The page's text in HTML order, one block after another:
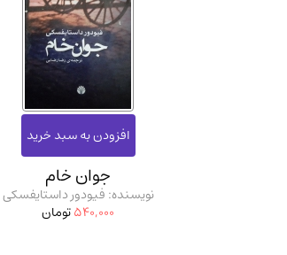
جوان خام
نویسنده: فیودور داستایفسکی
540,000تومان